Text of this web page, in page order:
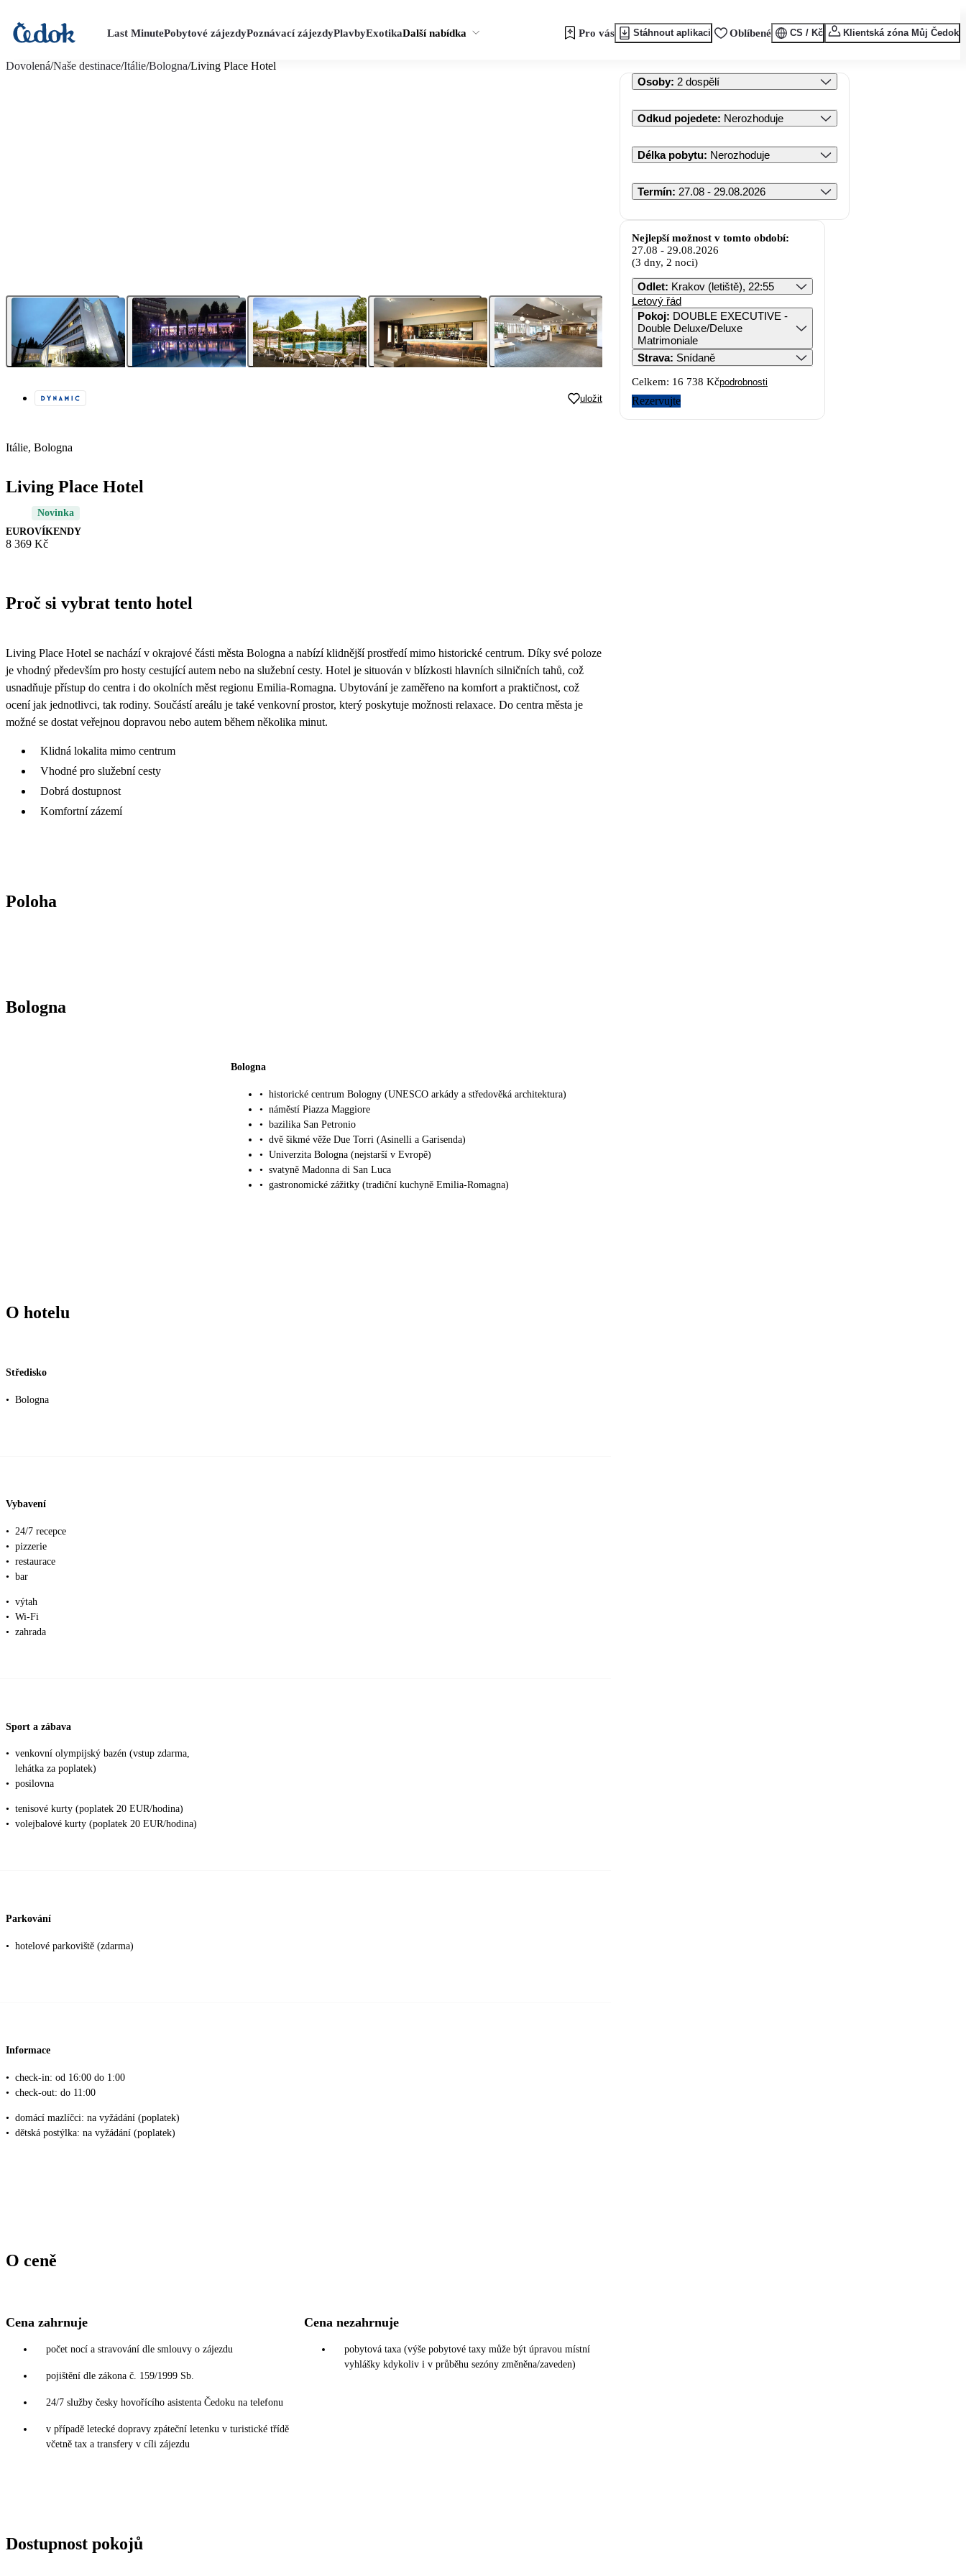
Last MinutePobytové zájezdyPoznávací zájezdyPlavbyExotikaDalší nabídka Pro vás Stáhnout aplikaci Oblíbené CS / Kč Klientská zóna Můj Čedok
Dovolená/Naše destinace/Itálie/Bologna/Living Place Hotel
uložit
Itálie, Bologna
Living Place Hotel
Novinka
EUROVÍKENDY
8 369 Kč
Proč si vybrat tento hotel
Living Place Hotel se nachází v okrajové části města Bologna a nabízí klidnější prostředí mimo historické centrum. Díky své poloze
je vhodný především pro hosty cestující autem nebo na služební cesty. Hotel je situován v blízkosti hlavních silničních tahů, což
usnadňuje přístup do centra i do okolních měst regionu Emilia-Romagna. Ubytování je zaměřeno na komfort a praktičnost, což
ocení jak jednotlivci, tak rodiny. Součástí areálu je také venkovní prostor, který poskytuje možnosti relaxace. Do centra města je
možné se dostat veřejnou dopravou nebo autem během několika minut.
Klidná lokalita mimo centrum
Vhodné pro služební cesty
Dobrá dostupnost
Komfortní zázemí
Poloha
Bologna
Bologna
• historické centrum Bologny (UNESCO arkády a středověká architektura)
• náměstí Piazza Maggiore
• bazilika San Petronio
• dvě šikmé věže Due Torri (Asinelli a Garisenda)
• Univerzita Bologna (nejstarší v Evropě)
• svatyně Madonna di San Luca
• gastronomické zážitky (tradiční kuchyně Emilia-Romagna)
O hotelu
Středisko
• Bologna
Vybavení
• 24/7 recepce
• pizzerie
• restaurace
• bar
• výtah
• Wi-Fi
• zahrada
Sport a zábava
• venkovní olympijský bazén (vstup zdarma,
lehátka za poplatek)
• posilovna
• tenisové kurty (poplatek 20 EUR/hodina)
• volejbalové kurty (poplatek 20 EUR/hodina)
Parkování
• hotelové parkoviště (zdarma)
Informace
• check-in: od 16:00 do 1:00
• check-out: do 11:00
• domácí mazlíčci: na vyžádání (poplatek)
• dětská postýlka: na vyžádání (poplatek)
O ceně
Cena zahrnuje
počet nocí a stravování dle smlouvy o zájezdu
pojištění dle zákona č. 159/1999 Sb.
24/7 služby česky hovořícího asistenta Čedoku na telefonu
v případě letecké dopravy zpáteční letenku v turistické třídě
včetně tax a transfery v cíli zájezdu
Cena nezahrnuje
pobytová taxa (výše pobytové taxy může být úpravou místní
vyhlášky kdykoliv i v průběhu sezóny změněna/zaveden)
Dostupnost pokojů
Osoby: 2 dospělí
Odkud pojedete: Nerozhoduje
Délka pobytu: Nerozhoduje
Termín: 27.08 - 29.08.2026
Nejlepší možnost v tomto období:
27.08 - 29.08.2026
(3 dny, 2 noci)
Odlet: Krakov (letiště), 22:55
Letový řád
Pokoj: DOUBLE EXECUTIVE -
Double Deluxe/Deluxe
Matrimoniale
Strava: Snídaně
Celkem: 16 738 Kčpodrobnosti
Rezervujte